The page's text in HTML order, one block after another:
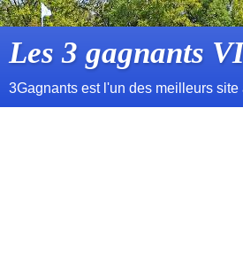
Les 3 gagnants
3Gagnants est l'un des meilleurs